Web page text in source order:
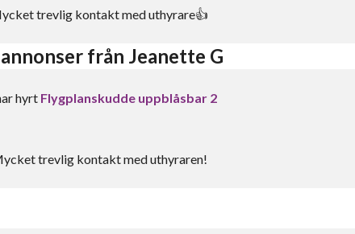
trevlig kontakt med uthyrare👍
från Jeanette G
hyrt Flygplanskudde uppblåsbar 2
trevlig kontakt med uthyraren!